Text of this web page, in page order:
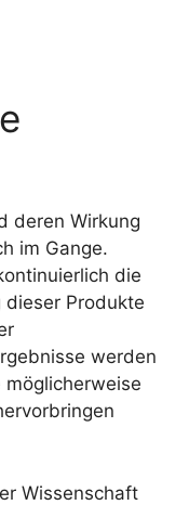
deren Wirkung
im Gange.
die
dieser Produkte
werden
Wissenschaft